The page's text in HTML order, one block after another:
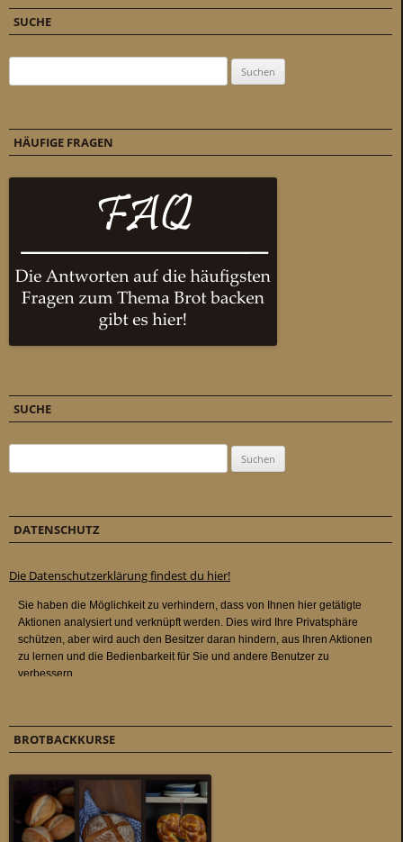
SUCHE
HÄUFIGE FRAGEN
SUCHE
DATENSCHUTZ
Die Datenschutzerklärung findest du hier!
BROTBACKKURSE